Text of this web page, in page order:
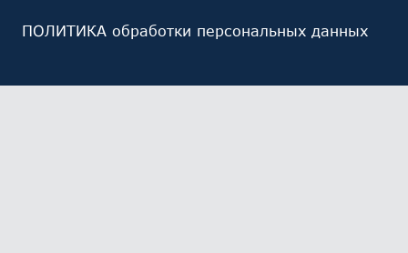
ПОЛИТИКА обработки персональных данных